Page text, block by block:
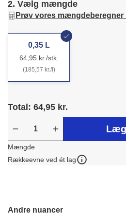
2. Vælg mængde
Prøv vores mængdeberegner
0,35 L
64,95 kr./stk.
(185,57 kr./l)
Total: 64,95 kr.
Mængde
Rækkeevne ved ét lag
Andre nuancer